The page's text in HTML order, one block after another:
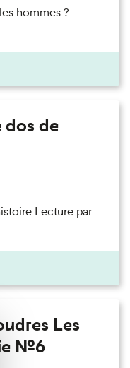
hommes ?
dos de
Lecture par
Les
n°6
le